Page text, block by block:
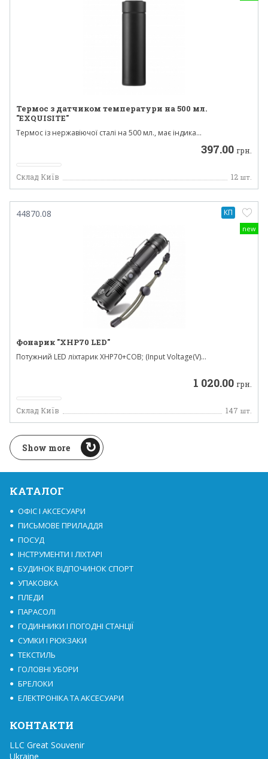
Термос з датчиком температури на 500 мл.
"EXQUISITE"
Термос із нержавіючої сталі на 500 мл., має індика...
397.00 грн.
Склад Київ 12 шт.
new
44870.08
Фонарик "XHP70 LED"
Потужний LED ліхтарик XHP70+COB; (Input Voltage(V)...
1 020.00 грн.
Склад Київ 147 шт.
КП
Show more
КАТАЛОГ
ОФІС І АКСЕСУАРИ
ПИСЬМОВЕ ПРИЛАДДЯ
ПОСУД
ІНСТРУМЕНТИ І ЛІХТАРІ
БУДИНОК ВІДПОЧИНОК СПОРТ
УПАКОВКА
ПЛЕДИ
ПАРАСОЛІ
ГОДИННИКИ І ПОГОДНІ СТАНЦІЇ
СУМКИ І РЮКЗАКИ
ТЕКСТИЛЬ
ГОЛОВНІ УБОРИ
БРЕЛОКИ
ЕЛЕКТРОНІКА ТА АКСЕСУАРИ
КОНТАКТИ
LLC Great Souvenir
Ukraine